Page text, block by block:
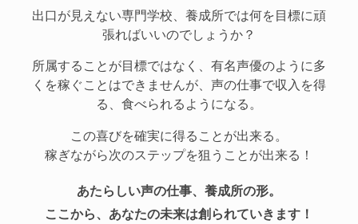
出口が見えない専門学校、養成所では何を目標に頑
張ればいいのでしょうか？
所属することが目標ではなく、有名声優のように多
くを稼ぐことはできませんが、声の仕事で収入を得
る、食べられるようになる。
この喜びを確実に得ることが出来る。
稼ぎながら次のステップを狙うことが出来る！
あたらしい声の仕事、養成所の形。
ここから、あなたの未来は創られていきます！